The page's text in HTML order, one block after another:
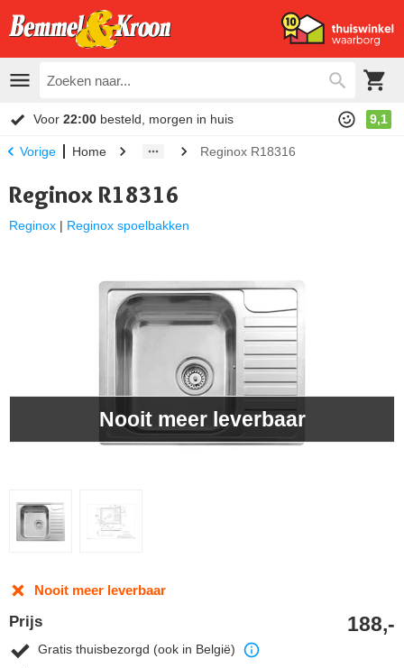
Voor 22:00 besteld, morgen in huis 9,1
Vorige Home Reginox R18316
Reginox R18316
Reginox | Reginox spoelbakken
Nooit meer leverbaar
Nooit meer leverbaar
Prijs 188,-
Gratis thuisbezorgd (ook in België)